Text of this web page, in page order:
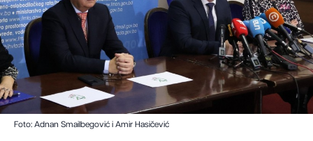
Foto: Adnan Smailbegović i Amir Hasičević